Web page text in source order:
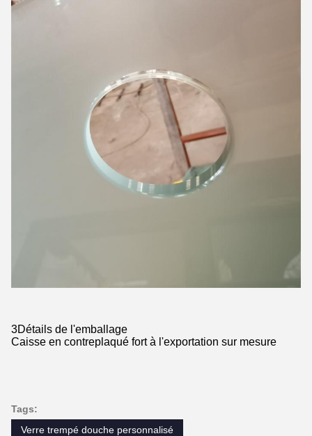
3Détails de l'emballage
Caisse en contreplaqué fort à l'exportation sur mesure
Tags:
Verre trempé douche personnalisé